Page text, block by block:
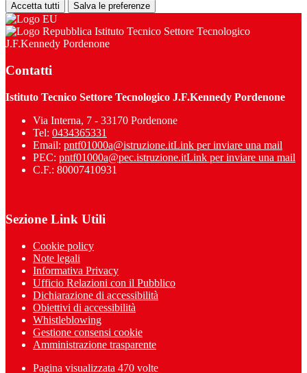
Accetta tutti Salva le preferenze
Istituto Tecnico Settore Tecnologico
J.F.Kennedy Pordenone
Contatti
Istituto Tecnico Settore Tecnologico J.F.Kennedy Pordenone
Via Interna, 7 - 33170 Pordenone
Tel: 0434365331
Email: pntf01000a@istruzione.itLink per inviare una mail
PEC: pntf01000a@pec.istruzione.itLink per inviare una mail
C.F.: 80007410931
Sezione Link Utili
Cookie policy
Note legali
Informativa Privacy
Ufficio Relazioni con il Pubblico
Dichiarazione di accessibilità
Obiettivi di accessibilità
Whistleblowing
Gestione consensi cookie
Amministrazione trasparente
Pagina visualizzata 470 volte